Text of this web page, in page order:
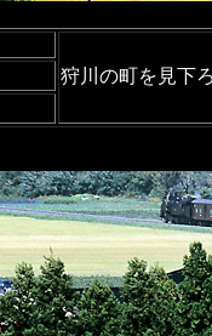
狩川の町を見下